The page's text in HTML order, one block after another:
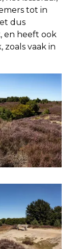
tot in
dus
en heeft ook
zoals vaak in